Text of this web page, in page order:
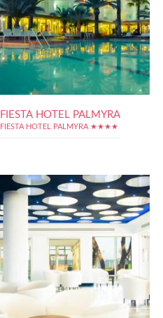
FIESTA HOTEL PALMYRA
FIESTA HOTEL PALMYRA ★★★★